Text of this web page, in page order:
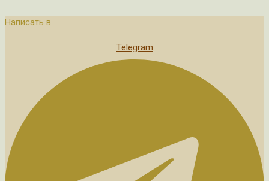
Написать в
Telegram